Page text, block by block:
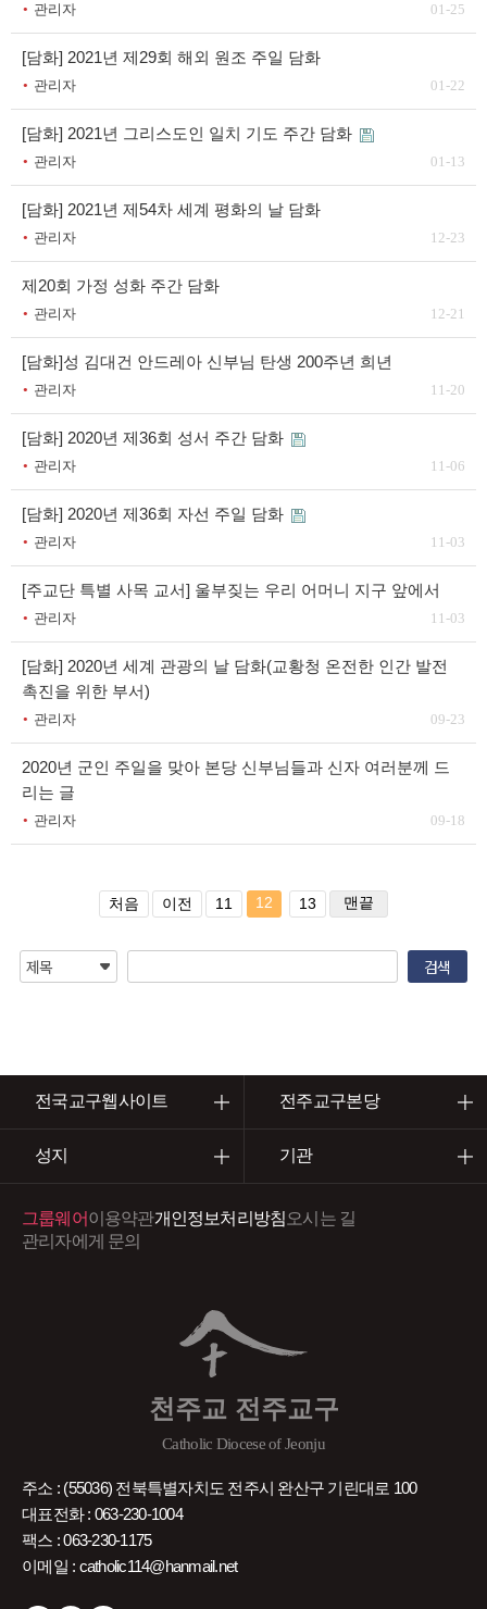
관리자 01-25
[담화] 2021년 제29회 해외 원조 주일 담화
관리자 01-22
[담화] 2021년 그리스도인 일치 기도 주간 담화
관리자 01-13
[담화] 2021년 제54차 세계 평화의 날 담화
관리자 12-23
제20회 가정 성화 주간 담화
관리자 12-21
[담화]성 김대건 안드레아 신부님 탄생 200주년 희년
관리자 11-20
[담화] 2020년 제36회 성서 주간 담화
관리자 11-06
[담화] 2020년 제36회 자선 주일 담화
관리자 11-03
[주교단 특별 사목 교서] 울부짖는 우리 어머니 지구 앞에서
관리자 11-03
[담화] 2020년 세계 관광의 날 담화(교황청 온전한 인간 발전
촉진을 위한 부서)
관리자 09-23
2020년 군인 주일을 맞아 본당 신부님들과 신자 여러분께 드
리는 글
관리자 09-18
처음 이전 11 12 13 맨끝
전국교구웹사이트 전주교구본당
성지 기관
천주교 전주교구
Catholic Diocese of Jeonju
그룹웨어이용약관개인정보처리방침오시는 길
관리자에게 문의
주소 : (55036) 전북특별자치도 전주시 완산구 기린대로 100
대표전화 : 063-230-1004
팩스 : 063-230-1175
이메일 : catholic114@hanmail.net